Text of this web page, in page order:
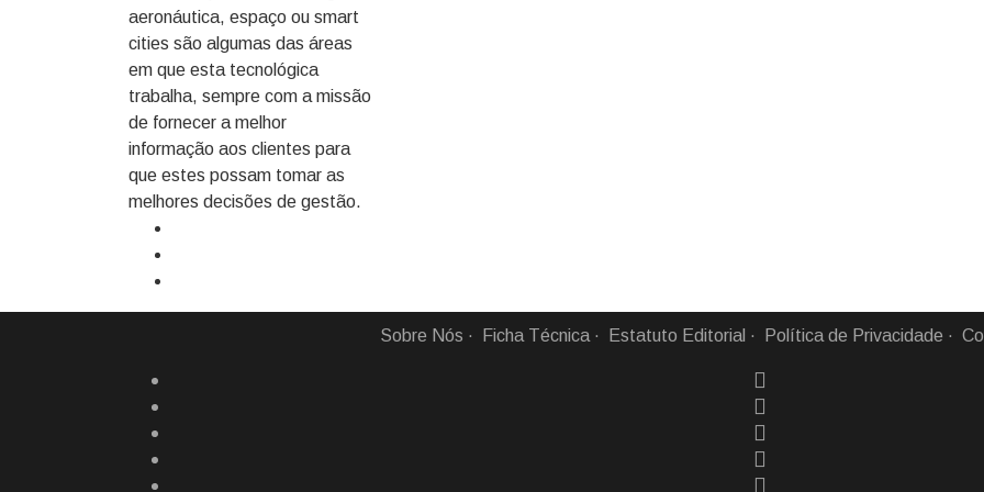
aeronáutica, espaço ou smart
cities são algumas das áreas
em que esta tecnológica
trabalha, sempre com a missão
de fornecer a melhor
informação aos clientes para
que estes possam tomar as
melhores decisões de gestão.
Sobre Nós Ficha Técnica Estatuto Editorial Política de Privacidade